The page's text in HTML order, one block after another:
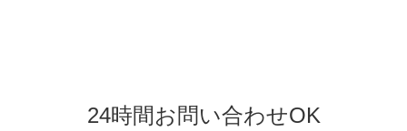
24時間お問い合わせOK